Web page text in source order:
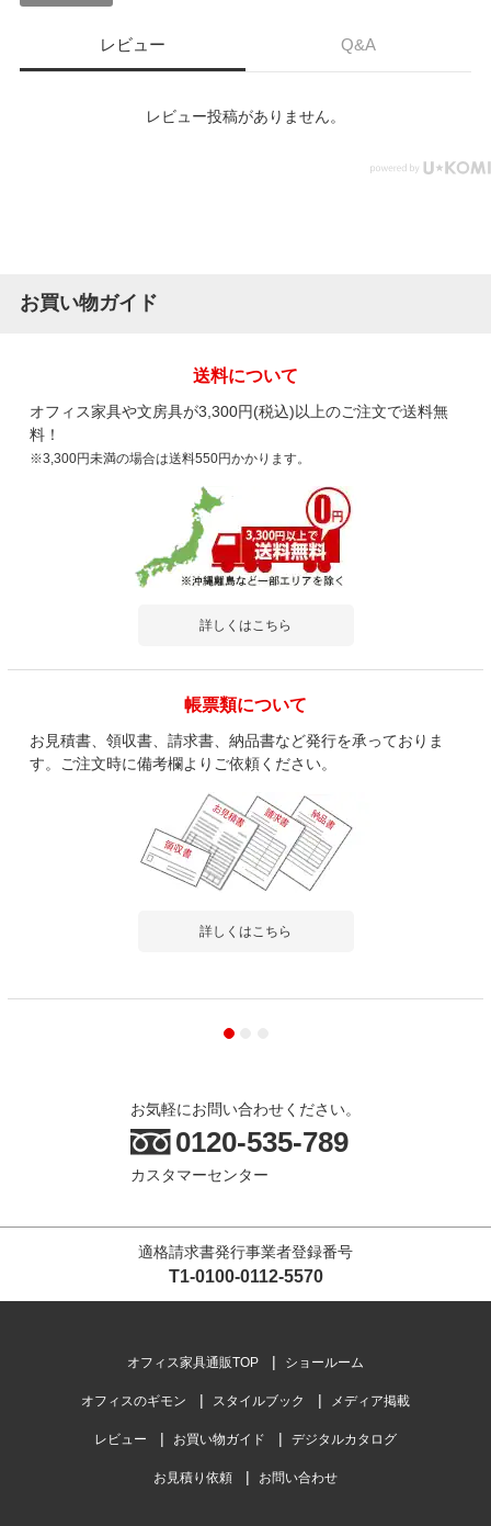
レビュー Q&A
レビュー投稿がありません。
お買い物ガイド
送料について
オフィス家具や文房具が3,300円(税込)以上のご注文で送料無
料！
※3,300円未満の場合は送料550円かかります。
詳しくはこちら
帳票類について
お見積書、領収書、請求書、納品書など発行を承っておりま
す。ご注文時に備考欄よりご依頼ください。
詳しくはこちら
お気軽にお問い合わせください。
0120-535-789
カスタマーセンター
適格請求書発行事業者登録番号
T1-0100-0112-5570
オフィス家具通販TOP ショールーム
オフィスのギモン スタイルブック メディア掲載
レビュー お買い物ガイド デジタルカタログ
お見積り依頼 お問い合わせ